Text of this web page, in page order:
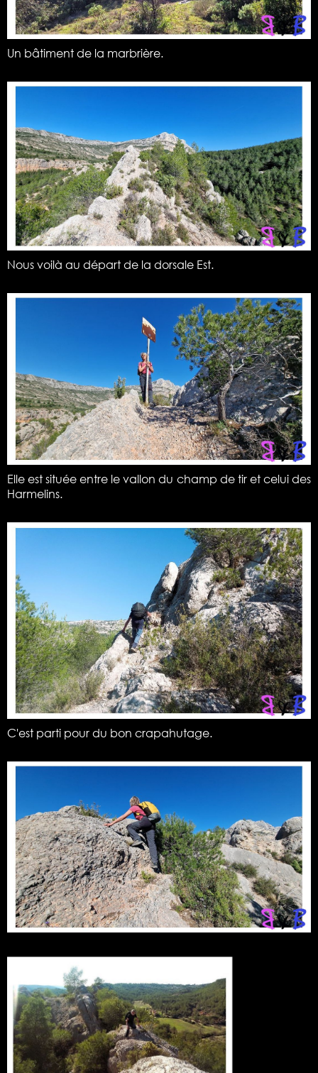
Un bâtiment de la marbrière.
Nous voilà au départ de la dorsale Est.
Elle est située entre le vallon du champ de tir et celui des
Harmelins.
C'est parti pour du bon crapahutage.